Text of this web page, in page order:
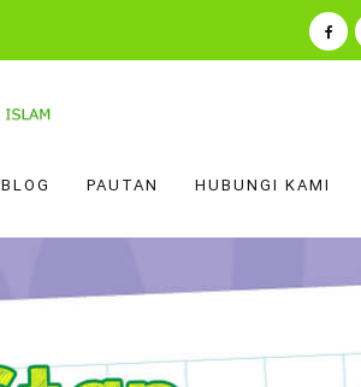
BLOG PAUTAN HUBUNGI KAMI